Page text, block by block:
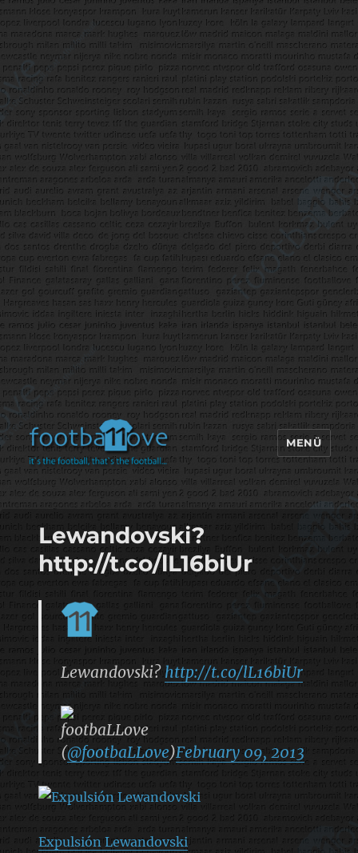
footbaLLove
MENÜ
Lewandovski?
http://t.co/lL16biUr
Lewandovski? http://t.co/lL16biUr
footbaLLove
(@footbaLLove)February 09, 2013
Expulsión Lewandovski